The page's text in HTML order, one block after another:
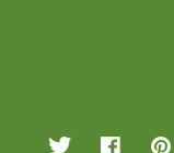
Twitter Facebook